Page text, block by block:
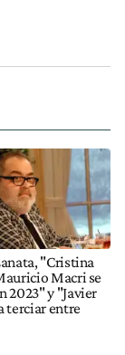
"Cristina
Macri se
2023" y "Javier
terciar entre